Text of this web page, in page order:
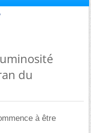
du
à être